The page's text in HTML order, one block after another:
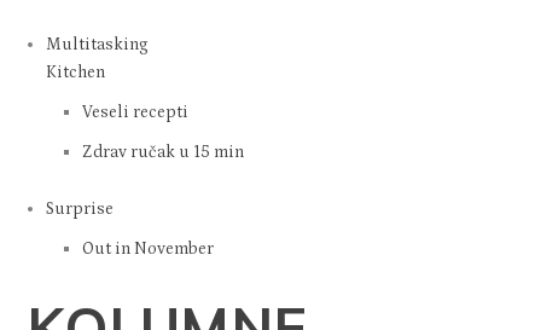
Multitasking
Kitchen
Veseli recepti
Zdrav ručak u 15 min
Surprise
Out in November